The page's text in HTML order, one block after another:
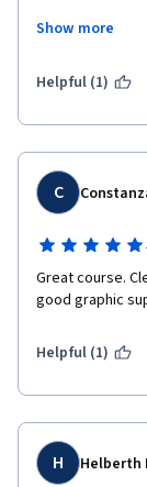
Show more
Helpful (1)
C
Great course.
good graphic
Helpful (1)
H Helberth